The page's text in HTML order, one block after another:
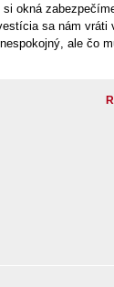
si okná
sa nám vráti
ale čo